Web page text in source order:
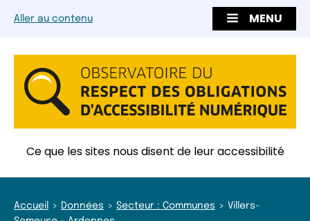
Aller au contenu MENU
Ce que les sites nous disent de leur accessibilité
Accueil Données Secteur : Communes
Villers-